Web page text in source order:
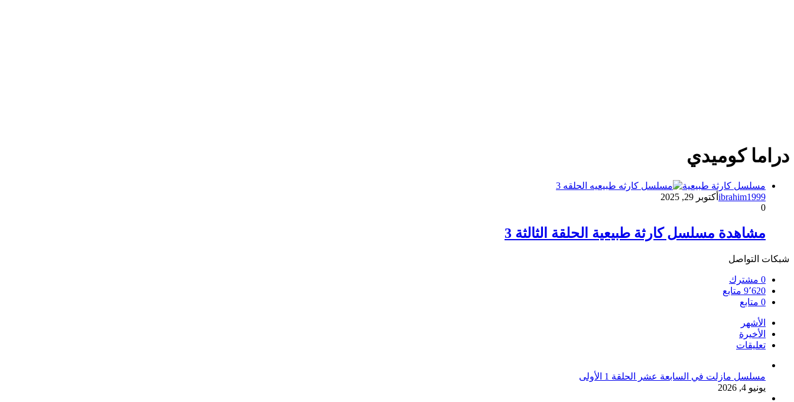
دراما كوميدي
مسلسل كارثة طبيعية
ibrahim1999 أكتوبر 29, 2025
0
مشاهدة مسلسل كارثة طبيعية الحلقة الثالثة 3
شبكات التواصل
0 مشترك
9٬620 متابع
0 متابع
الأشهر
الأخيرة
تعليقات
مسلسل مازلت في السابعة عشر الحلقة 1 الأولى
يونيو 4, 2026